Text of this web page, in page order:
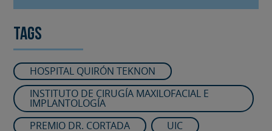
Tags
HOSPITAL QUIRÓN TEKNON
INSTITUTO DE CIRUGÍA MAXILOFACIAL E
IMPLANTOLOGÍA
PREMIO DR. CORTADA
UIC